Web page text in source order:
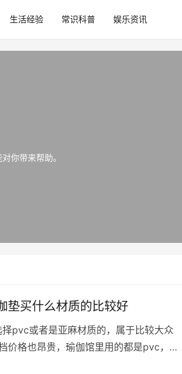
生活经验 常识科普 娱乐资讯
你带来帮助。
垫买什么材质的比较好
pvc或者是亚麻材质的，属于比较大众
价格也昂贵，瑜伽馆里用的都是pvc，也